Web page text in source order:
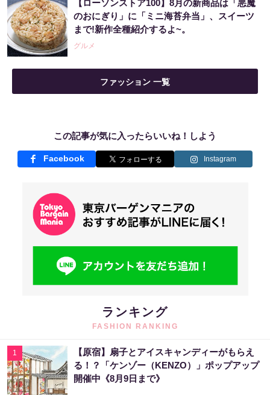
【ローソンストア100】8月の新商品は「悪魔
のおにぎり」に「ミニ海苔弁当」、スイーツ
まで!新作全種紹介するよ~。
グルメ
ファッション 一覧
この記事が気に入ったらいいね！しよう
Facebook Instagram
ランキング
FASHION RANKING
1
【原宿】扇子とアイスキャンディーがもらえ
る！？「ケンゾー（KENZO）」ポップアップ
開催中《8月9日まで》